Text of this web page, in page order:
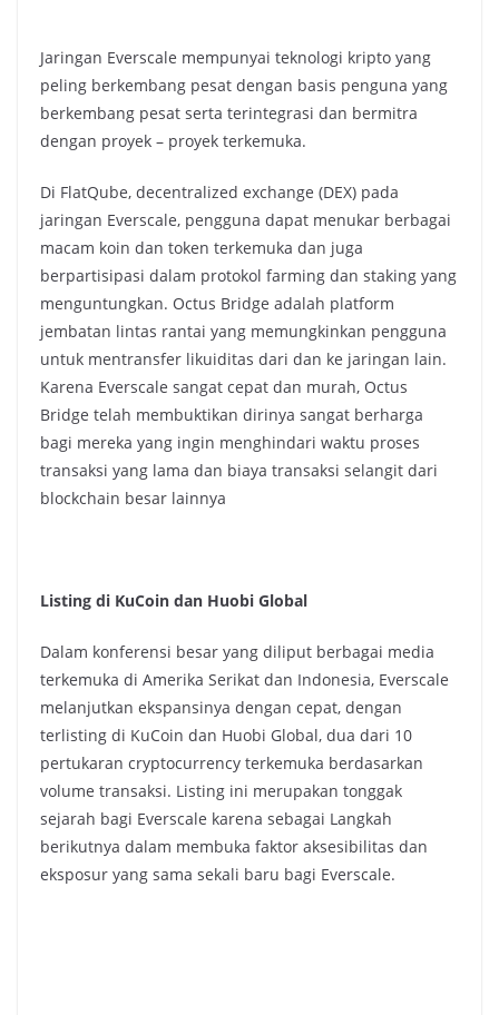
Jaringan Everscale mempunyai teknologi kripto yang
peling berkembang pesat dengan basis penguna yang
berkembang pesat serta terintegrasi dan bermitra
dengan proyek – proyek terkemuka.
Di FlatQube, decentralized exchange (DEX) pada
jaringan Everscale, pengguna dapat menukar berbagai
macam koin dan token terkemuka dan juga
berpartisipasi dalam protokol farming dan staking yang
menguntungkan. Octus Bridge adalah platform
jembatan lintas rantai yang memungkinkan pengguna
untuk mentransfer likuiditas dari dan ke jaringan lain.
Karena Everscale sangat cepat dan murah, Octus
Bridge telah membuktikan dirinya sangat berharga
bagi mereka yang ingin menghindari waktu proses
transaksi yang lama dan biaya transaksi selangit dari
blockchain besar lainnya
Listing di KuCoin dan Huobi Global
Dalam konferensi besar yang diliput berbagai media
terkemuka di Amerika Serikat dan Indonesia, Everscale
melanjutkan ekspansinya dengan cepat, dengan
terlisting di KuCoin dan Huobi Global, dua dari 10
pertukaran cryptocurrency terkemuka berdasarkan
volume transaksi. Listing ini merupakan tonggak
sejarah bagi Everscale karena sebagai Langkah
berikutnya dalam membuka faktor aksesibilitas dan
eksposur yang sama sekali baru bagi Everscale.